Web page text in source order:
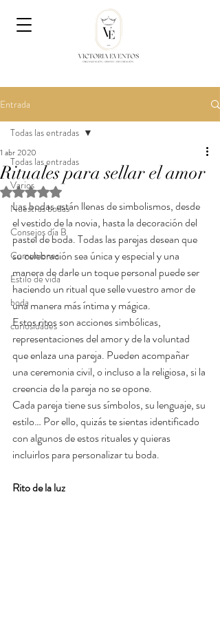
Entrada
Todas las entradas
Varios
Nuestras bodas
Consejos día B
Comuniones
Estilo de vida
boda
curiosidades
Todas las entradas
Rituales para sellar el amor
1 abr 2020
Obtuvo NaN de 5 estrellas.
Las bodas están llenas de simbolismos, desde
el vestido de la novia, hasta la decoración del
pastel de boda. Todas las parejas desean que
su celebración sea única y especial y una
manera de darle un toque personal puede ser
haciendo un ritual que selle vuestro amor de
una manera más íntima y mágica.
Estos ritos son acciones simbólicas,
representaciones del amor y de la voluntad
que enlaza una pareja. Pueden acompañar
una ceremonia civil, o incluso a la religiosa, si la
creencia de la pareja no se opone.
Cada pareja tiene sus símbolos, su lenguaje, su
estilo… Por ello, quizás te sientas identificado
con algunos de estos rituales y quieras
incluirlos para personalizar tu boda.
Rito de la luz